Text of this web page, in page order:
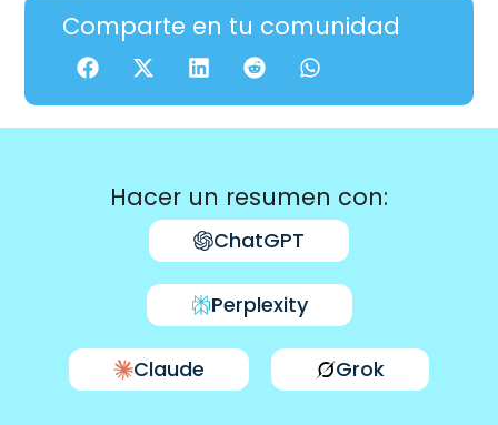
Comparte en tu comunidad
Hacer un resumen con:
ChatGPT
Perplexity
Claude Grok